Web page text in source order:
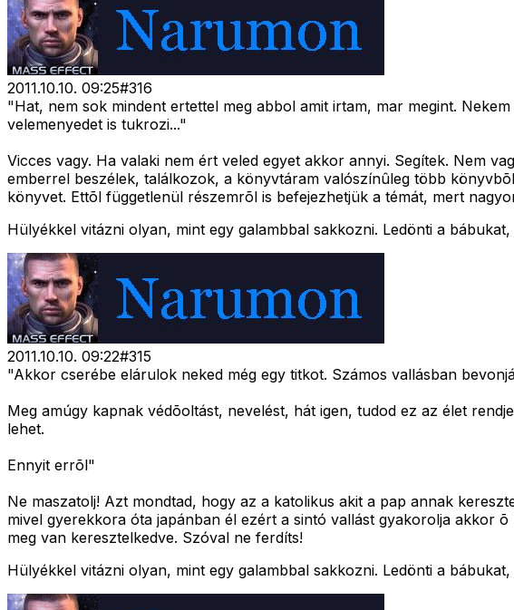
2011.10.10. 09:25#316
"Hat, nem sok mindent ertettel meg abbol amit irtam, mar megint.
velemenyedet is tukrozi..."
Vicces vagy. Ha valaki nem ért veled egyet akkor annyi. Segítek. Nem
emberrel beszélek, találkozok, a könyvtáram valószínûleg több
könyvet. Ettõl függetlenül részemrõl is befejezhetjük a témát, mert
Hülyékkel vitázni olyan, mint egy galambbal sakkozni. Ledönti a
2011.10.10. 09:22#315
"Akkor cserébe elárulok neked még egy titkot. Számos vallásban
Meg amúgy kapnak védõoltást, nevelést, hát igen, tudod ez az élet
lehet.
Ennyit errõl"
Ne maszatolj! Azt mondtad, hogy az a katolikus akit a pap annak
mivel gyerekkora óta japánban él ezért a sintó vallást gyakorolja akkor
meg van keresztelkedve. Szóval ne ferdíts!
Hülyékkel vitázni olyan, mint egy galambbal sakkozni. Ledönti a